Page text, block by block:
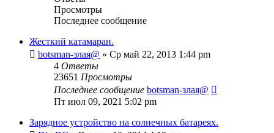
Просмотры
Последнее сообщение
Жесткий катамаран.
botsman-злая@ » Ср май 22, 2013 1:44 pm
4 Ответы
23651 Просмотры
Последнее сообщение botsman-злая@
Пт июл 09, 2021 5:02 pm
Зарядное устройство на солнечных батареях.